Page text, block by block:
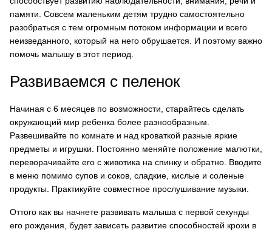
памяти. Совсем маленьким детям трудно самостоятельно
разобраться с тем огромным потоком информации и всего
неизведанного, который на него обрушается . И поэтому важно
помочь малышу в этот период.
Развиваемся с пеленок
Начиная с 6 месяцев по возможности, старайтесь сделать
окружающий мир ребенка более разнообразным.
Развешивайте по комнате и над кроваткой разные яркие
предметы и игрушки. Постоянно меняйте положение малютки,
переворачивайте его с животика на спинку и обратно . Вводите
в меню помимо супов и соков, сладкие, кислые и соленые
продукты. Практикуйте совместное прослушивание музыки.
Оттого как вы начнете развивать малыша с первой секунды
его рождения, будет зависеть развитие способностей крохи в